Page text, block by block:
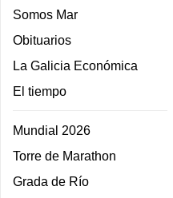
Somos Mar
Obituarios
La Galicia Económica
El tiempo
Mundial 2026
Torre de Marathon
Grada de Río